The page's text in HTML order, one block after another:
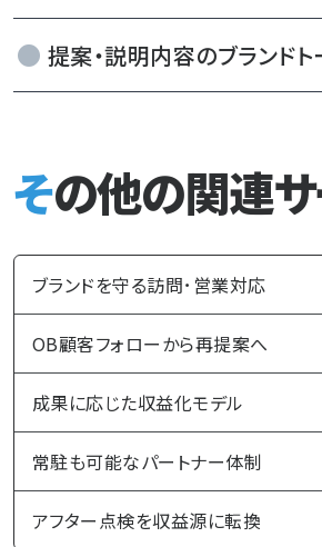
提案・説明内容のブランド
その他の関連
ブランドを守る訪問･営業対応
OB顧客フォローから再提案へ
成果に応じた収益化モデル
常駐も可能なパートナー体制
アフター点検を収益源に転換